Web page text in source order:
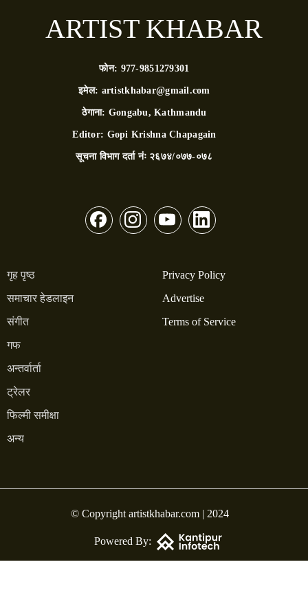
ARTIST KHABAR
फोन: 977-9851279301
इमेल: artistkhabar@gmail.com
ठेगाना: Gongabu, Kathmandu
Editor: Gopi Krishna Chapagain
सूचना विभाग दर्ता नंः २६७४/०७७-०७८
गृह पृष्ठ
समाचार हेडलाइन
संगीत
गफ
अन्तर्वार्ता
ट्रेलर
फिल्मी समीक्षा
अन्य
Privacy Policy
Advertise
Terms of Service
© Copyright artistkhabar.com | 2024
Powered By: